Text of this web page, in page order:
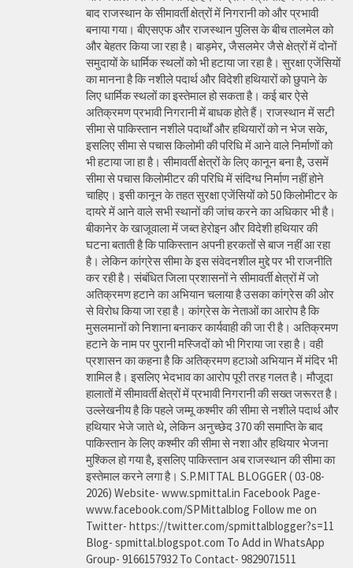
बाद राजस्थान के सीमावर्ती क्षेत्रों में निगरानी को और प्रभावी
बनाया गया। बीएसएफ और राजस्थान पुलिस के बीच तालमेल को
और बेहतर किया जा रहा है। बाड़मेर, जैसलमेर जैसे क्षेत्रों में दोनों
समुदायों के धार्मिक स्थलों को भी हटाया जा रहा है। सुरक्षा एजेंसियों
का मानना है कि नशीले पदार्थ और विदेशी हथियारों को छुपाने के
लिए धार्मिक स्थलों का इस्तेमाल हो सकता है। कई बार ऐसे
अतिक्रमण प्रभावी निगरानी में बाधक होते हैं। राजस्थान में सटी
सीमा से पाकिस्तान नशीले पदार्थों और हथियारों को न भेज सके,
इसलिए सीमा से पचास किलोमी की परिधि में आने वाले निर्माणों को
भी हटाया जा हा है। सीमावर्ती क्षेत्रों के लिए कानून बना है, उसमें
सीमा से पचास किलोमीटर की परिधि में संदिग्ध निर्माण नहीं होने
चाहिए। इसी कानून के तहत सुरक्षा एजेंसियों को 50 किलोमीटर के
दायरे में आने वाले सभी स्थानों की जांच करने का अधिकार भी है।
बीकानेर के खाजूवाला में जब्त हेरोइन और विदेशी हथियार की
घटना बताती है कि पाकिस्तान अपनी हरकतों से बाज नहीं आ रहा
है। लेकिन कांग्रेस सीमा के इस संवेदनशील मुद्दे पर भी राजनीति
कर रही है। संबंधित जिला प्रशासनों ने सीमावर्ती क्षेत्रों में जो
अतिक्रमण हटाने का अभियान चलाया है उसका कांग्रेस की ओर
से विरोध किया जा रहा है। कांग्रेस के नेताओं का आरोप है कि
मुसलमानों को निशाना बनाकर कार्यवाही की जा री है। अतिक्रमण
हटाने के नाम पर पुरानी मस्जिदों को भी गिराया जा रहा है। वही
प्रशासन का कहना है कि अतिक्रमण हटाओ अभियान में मंदिर भी
शामिल है। इसलिए भेदभाव का आरोप पूरी तरह गलत है। मौजूदा
हालातों में सीमावर्ती क्षेत्रों में प्रभावी निगरानी की सख्त जरूरत है।
उल्लेखनीय है कि पहले जम्मू कश्मीर की सीमा से नशीले पदार्थ और
हथियार भेजे जाते थे, लेकिन अनुच्छेद 370 की समाप्ति के बाद
पाकिस्तान के लिए कश्मीर की सीमा से नशा और हथियार भेजना
मुश्किल हो गया है, इसलिए पाकिस्तान अब राजस्थान की सीमा का
इस्तेमाल करने लगा है। S.P.MITTAL BLOGGER ( 03-08-
2026) Website- www.spmittal.in Facebook Page-
www.facebook.com/SPMittalblog Follow me on
Twitter- https://twitter.com/spmittalblogger?s=11
Blog- spmittal.blogspot.com To Add in WhatsApp
Group- 9166157932 To Contact- 9829071511